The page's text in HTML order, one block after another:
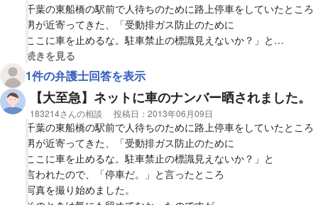
千葉の東船橋の駅前で人待ちのために路上停車をしていたところ
男が近寄ってきた、「受動排ガス防止のために
ここに車を止めるな。駐車禁止の標識見えないか？」と
言われたので、「停車だ。」と言ったところ
写真を撮りはじめました。
その時とくに気にも留めてなかったのですが
自分のナンバーをグーグルで検索したところ
動画が見つかりました。警察に相談するか
弁護士に相談するかどうするべきか
ご教授のほどお願いします。
視覚的に省略された相談全文の
続きを見る
1件の弁護士回答を表示
【大至急】ネットに車のナンバー晒されました。
相談者
183214さんの相談 投稿日： 2013年06月09日
千葉の東船橋の駅前で人待ちのために路上停車をしていたところ
男が近寄ってきた、「受動排ガス防止のために
ここに車を止めるな。駐車禁止の標識見えないか？」と
言われたので、「停車だ。」と言ったところ
写真を撮り始めました。